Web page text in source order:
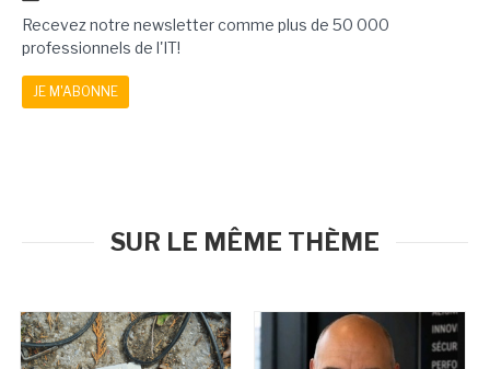
Recevez notre newsletter comme plus de 50 000
professionnels de l'IT!
JE M'ABONNE
SUR LE MÊME THÈME